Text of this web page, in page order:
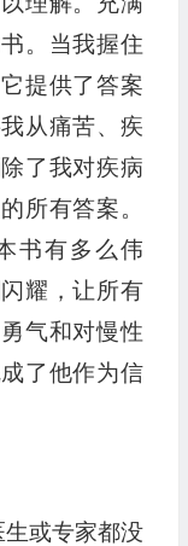
。当我握住
提供了答案
从痛苦、疾
了我对疾病
所有答案。
书有多么伟
耀，让所有
气和对慢性
了他作为信
或专家都没